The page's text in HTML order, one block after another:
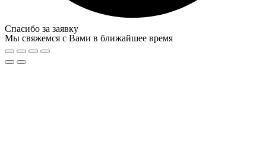
Спасибо за заявку
Мы свяжемся с Вами в ближайшее время